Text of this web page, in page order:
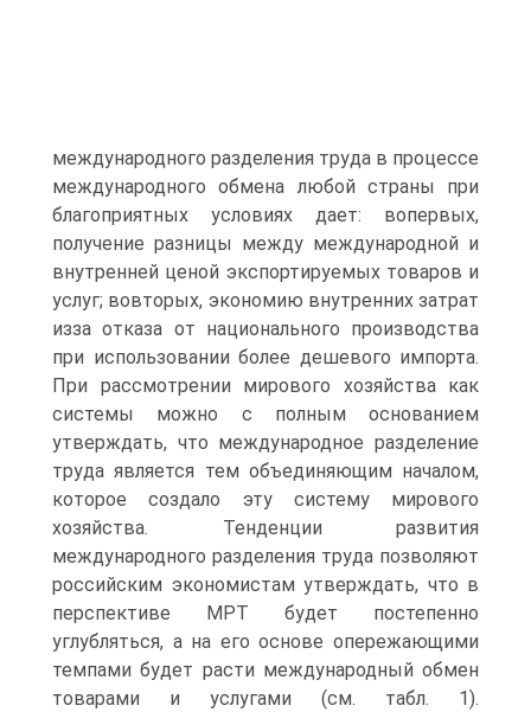
международного разделения труда в процессе
международного обмена любой страны при
благоприятных условиях дает: вопервых,
получение разницы между международной и
внутренней ценой экспортируемых товаров и
услуг; вовторых, экономию внутренних затрат
изза отказа от национального производства
при использовании более дешевого импорта.
При рассмотрении мирового хозяйства как
системы можно с полным основанием
утверждать, что международное разделение
труда является тем объединяющим началом,
которое создало эту систему мирового
хозяйства. Тенденции развития
международного разделения труда позволяют
российским экономистам утверждать, что в
перспективе МРТ будет постепенно
углубляться, а на его основе опережающими
темпами будет расти международный обмен
товарами и услугами (см. табл. 1).